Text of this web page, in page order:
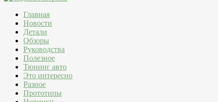
Главная
Новости
Детали
Обзоры
Руководства
Полезное
Тюнинг авто
Это интересно
Разное
Прототипы